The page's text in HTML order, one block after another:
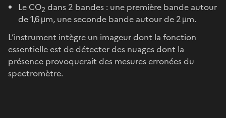
Le CO2 dans 2 bandes : une première bande autour
de 1,6 µm, une seconde bande autour de 2 µm.
L’instrument intègre un imageur dont la fonction
essentielle est de détecter des nuages dont la
présence provoquerait des mesures erronées du
spectromètre.